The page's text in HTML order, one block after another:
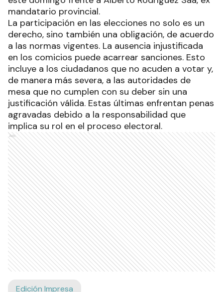
mandatario provincial.
La participación en las elecciones no solo es un
derecho, sino también una obligación, de acuerdo
a las normas vigentes. La ausencia injustificada
en los comicios puede acarrear sanciones. Esto
incluye a los ciudadanos que no acuden a votar y,
de manera más severa, a las autoridades de
mesa que no cumplen con su deber sin una
justificación válida. Estas últimas enfrentan penas
agravadas debido a la responsabilidad que
implica su rol en el proceso electoral.
Ads
Edición Impresa